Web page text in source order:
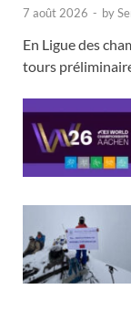
7 août 2026 - by
En Ligue des
tours